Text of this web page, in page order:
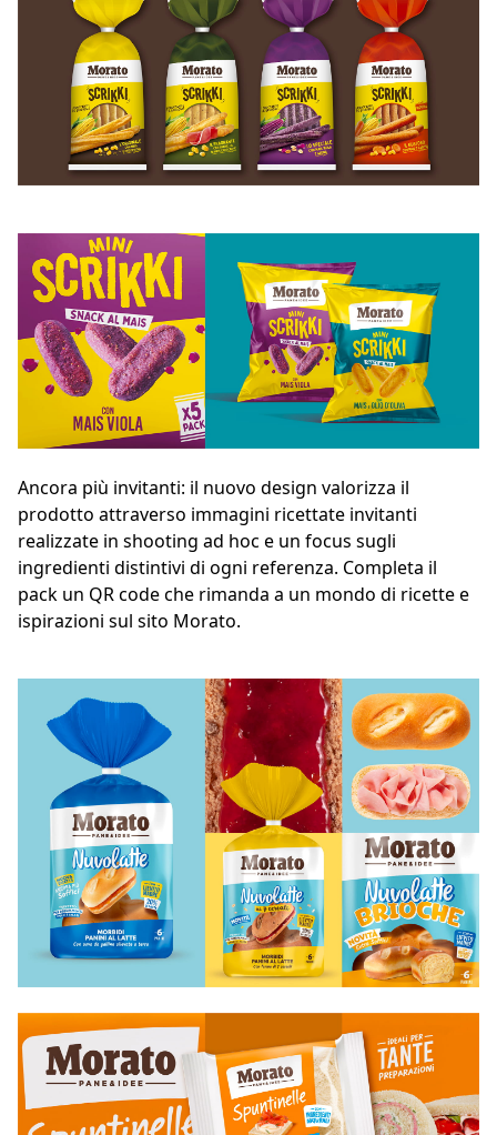
Ancora più invitanti: il nuovo design valorizza il
prodotto attraverso immagini ricettate invitanti
realizzate in shooting ad hoc e un focus sugli
ingredienti distintivi di ogni referenza. Completa il
pack un QR code che rimanda a un mondo di ricette e
ispirazioni sul sito Morato.